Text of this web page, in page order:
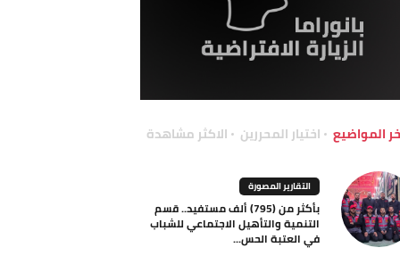
المواضيع اختيار المحررين الاكثر مشاهدة
التقارير المصورة
بأكثر من (795) ألف مستفيد.. قسم
التنمية والتأهيل الاجتماعي للشباب
في العتبة الحس...